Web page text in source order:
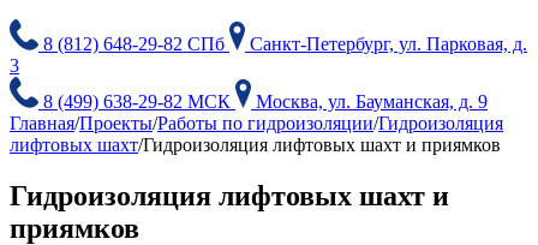
8 (812) 648-29-82 СПб
Санкт-Петербург, ул. Парковая, д.
3
8 (499) 638-29-82 МСК
Москва, ул. Бауманская, д. 9
Главная/Проекты/Работы по гидроизоляции/Гидроизоляция
лифтовых шахт/Гидроизоляция лифтовых шахт и приямков
Гидроизоляция лифтовых шахт и
приямков